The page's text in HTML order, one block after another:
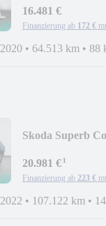
16.481 €
Finanzierung ab 172 €
• 64.513 km • 88
Skoda Superb
20.981 €¹
Finanzierung ab 223 €
• 107.122 km •